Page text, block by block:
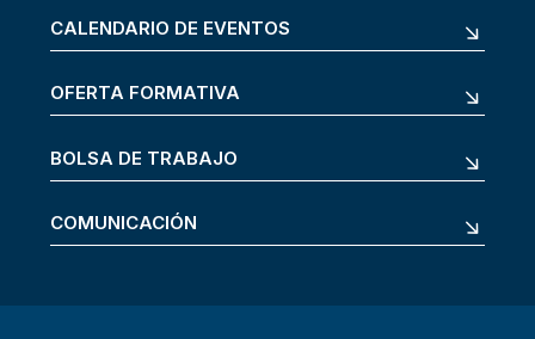
CALENDARIO DE EVENTOS
OFERTA FORMATIVA
BOLSA DE TRABAJO
COMUNICACIÓN